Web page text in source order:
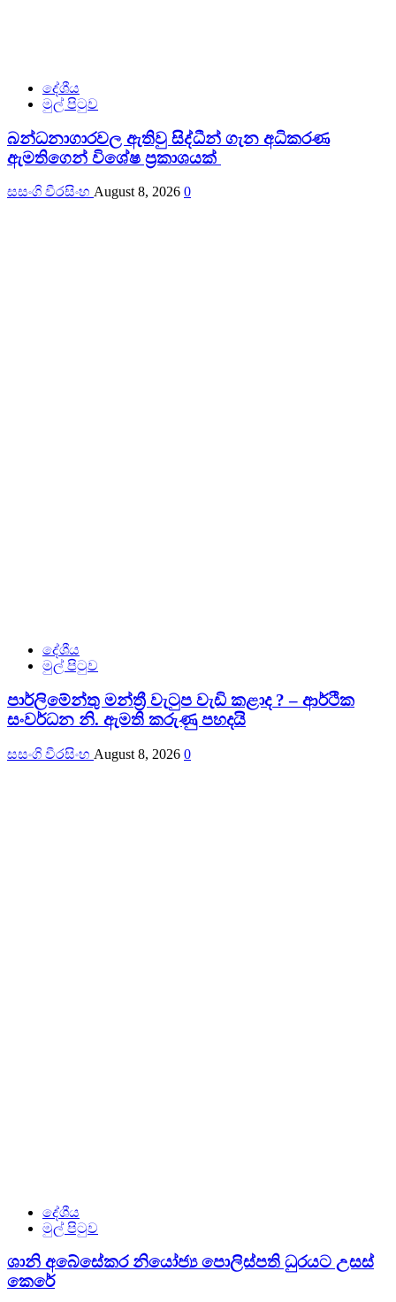
දේශීය
මුල් පිටුව
බන්ධනාගාරවල ඇතිවු සිද්ධීන් ගැන අධිකරණ
ඇමතිගෙන් විශේෂ ප්‍රකාශයක්
සසංගි වීරසිංහ August 8, 2026 0
දේශීය
මුල් පිටුව
පාර්ලිමේන්තු මන්ත්‍රී වැටුප වැඩි කළාද ? – ආර්ථික
සංවර්ධන නි. ඇමති කරුණු පහදයි
සසංගි වීරසිංහ August 8, 2026 0
දේශීය
මුල් පිටුව
ශානි අබේසේකර නියෝජ්‍ය පොලිස්පති ධුරයට උසස්
කෙරේ